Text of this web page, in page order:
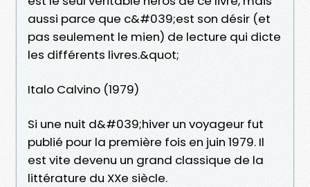
aussi parce que c&#039;est son désir (et
pas seulement le mien) de lecture qui dicte
les différents livres.&quot;
Italo Calvino (1979)
Si une nuit d&#039;hiver un voyageur fut
publié pour la première fois en juin 1979. Il
est vite devenu un grand classique de la
littérature du XXe siècle.